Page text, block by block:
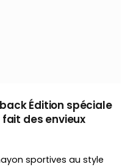
Édition spéciale
fait des envieux
sportives au style